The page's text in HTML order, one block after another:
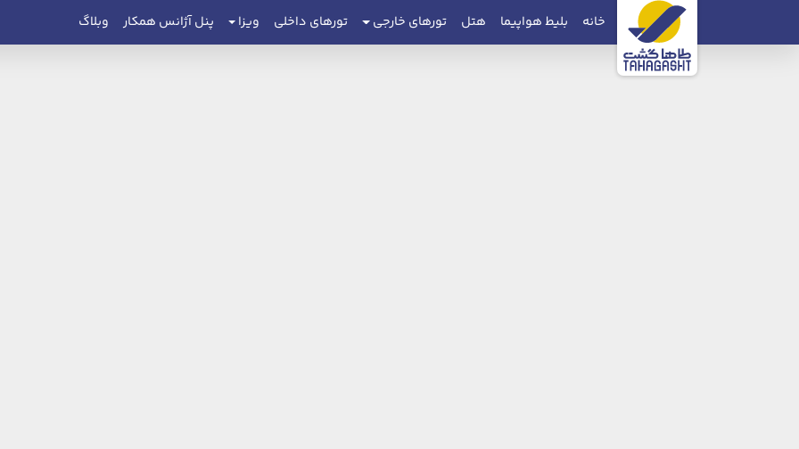
خانه بلیط هواپیما هتل تورهای خارجی تورهای داخلی ویزا پنل آژانس همکار وبلاگ